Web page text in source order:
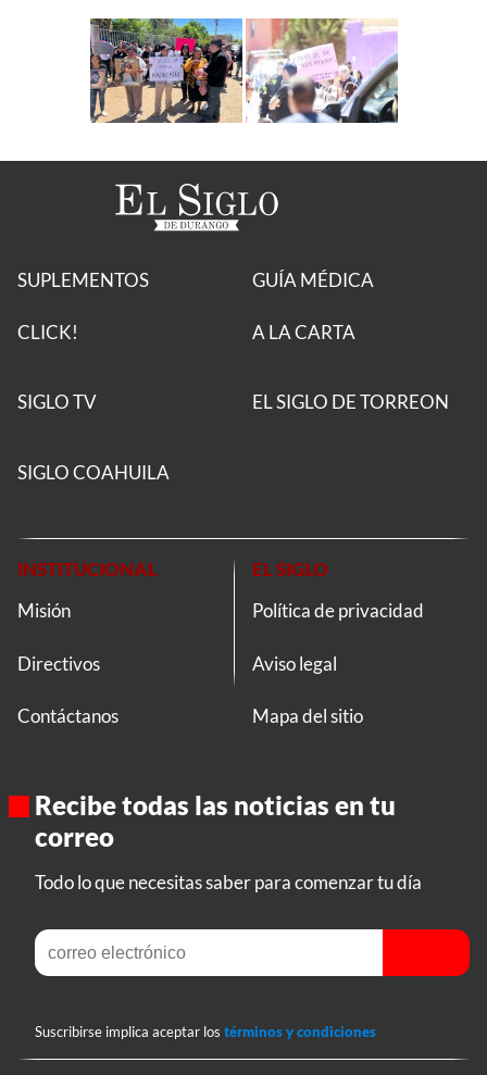
SUPLEMENTOS
CLICK!
GUÍA MÉDICA
A LA CARTA
SIGLO TV EL SIGLO DE TORREON
SIGLO COAHUILA
INSTITUCIONAL
Misión
Directivos
Contáctanos
EL SIGLO
Política de privacidad
Aviso legal
Mapa del sitio
Recibe todas las noticias en tu
correo
Todo lo que necesitas saber para comenzar tu día
Suscribirse implica aceptar los términos y condiciones